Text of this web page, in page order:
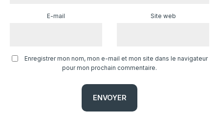
E-mail Site web
Enregistrer mon nom, mon e-mail et mon site dans le navigateur
pour mon prochain commentaire.